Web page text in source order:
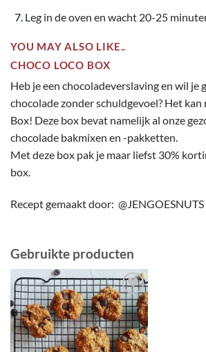
Leg in de oven en wacht 20-25
YOU MAY ALSO LIKE..
CHOCO LOCO BOX
Heb je een chocoladeverslaving en wil je
chocolade zonder schuldgevoel? Het kan
Box! Deze box bevat namelijk al onze
chocolade bakmixen en -pakketten.
Metdeze box pak je maar liefst 30%
box.
Recept gemaakt door: @JENGOESNUTS
Gebruikte producten
Toevoegen
aan
wenslijst